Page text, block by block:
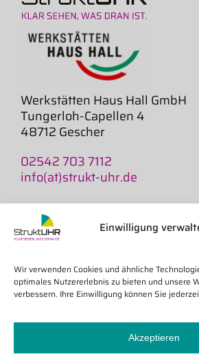
Einwilligung
Wir verwenden Cookies und ähnliche
optimales Nutzererlebnis zu bieten und unsere
verbessern. Ihre Einwilligung können Sie
Akzeptieren
Werkstätten Haus Hall GmbH
Tungerloh-Capellen 4
48712 Gescher
02542 703 7112
info(at)strukt-uhr.de
AGB
Widerruf
Versand und Lieferzeiten
Datenschutz
Cookie-Richtlinie